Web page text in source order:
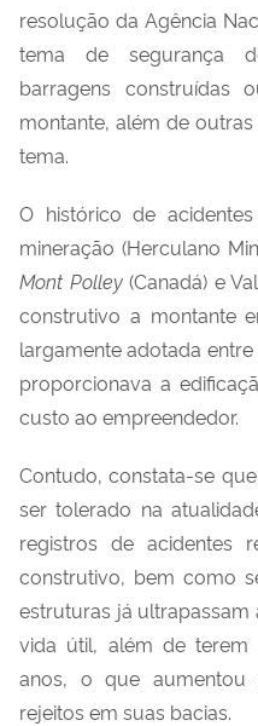
resolução da Agência
tema de segurança
barragens construídas
montante, além de
tema.
O histórico de
mineração (Herculano
Mont Polley(Canadá) e
construtivo a montante
largamente adotada
proporcionava a
custo ao empreendedor.
Contudo, constata-se
ser tolerado na
registros de acidentes
construtivo, bem como
estruturas já
vida útil, além de
anos, o que aumentou
rejeitos em suas bacias.